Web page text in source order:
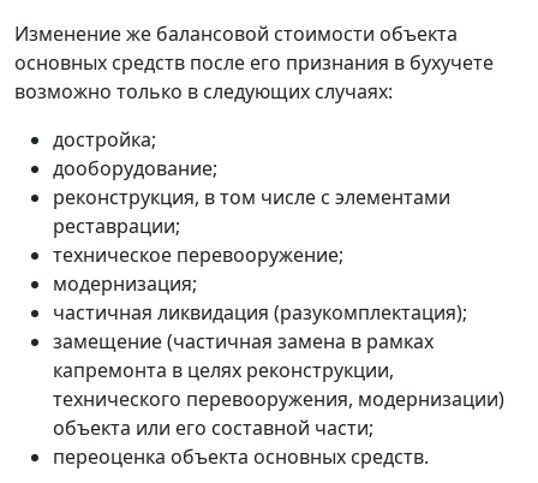
Изменение же балансовой стоимости объекта
основных средств после его признания в бухучете
возможно только в следующих случаях:
достройка;
дооборудование;
реконструкция, в том числе с элементами
реставрации;
техническое перевооружение;
модернизация;
частичная ликвидация (разукомплектация);
замещение (частичная замена в рамках
капремонта в целях реконструкции,
технического перевооружения, модернизации)
объекта или его составной части;
переоценка объекта основных средств.